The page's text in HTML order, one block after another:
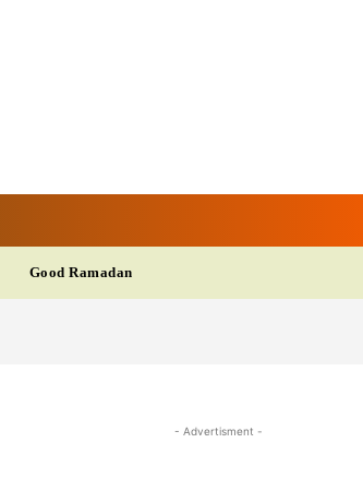
Good Ramadan
- Advertisment -